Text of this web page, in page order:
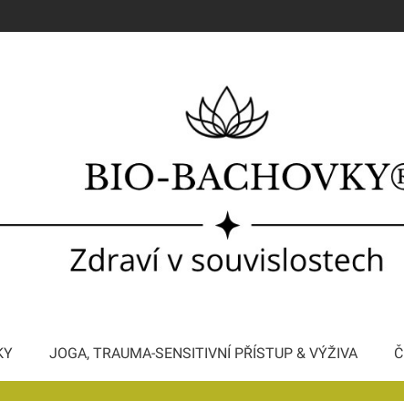
JOGA, TRAUMA-SENSITIVNÍ PŘÍSTUP & VÝŽIVA